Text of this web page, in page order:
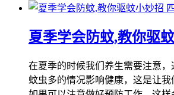
夏季学会防蚊,教你驱
在夏季的时候我们养生需要注意
蚊虫多的情况影响健康，这是让